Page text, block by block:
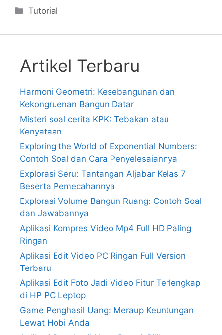
Categories
Tutorial
Artikel Terbaru
Harmoni Geometri: Kesebangunan dan
Kekongruenan Bangun Datar
Misteri soal cerita KPK: Tebakan atau
Kenyataan
Exploring the World of Exponential Numbers:
Contoh Soal dan Cara Penyelesaiannya
Explorasi Seru: Tantangan Aljabar Kelas 7
Beserta Pemecahannya
Explorasi Volume Bangun Ruang: Contoh Soal
dan Jawabannya
Aplikasi Kompres Video Mp4 Full HD Paling
Ringan
Aplikasi Edit Video PC Ringan Full Version
Terbaru
Aplikasi Edit Foto Jadi Video Fitur Terlengkap
di HP PC Leptop
Game Penghasil Uang: Meraup Keuntungan
Lewat Hobi Anda